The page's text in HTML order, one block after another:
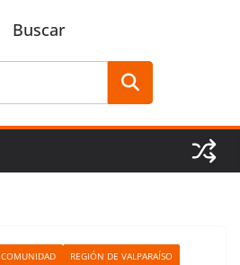
Buscar
COMUNIDAD REGIÓN DE VALPARAÍSO